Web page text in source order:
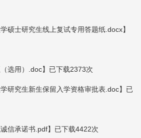
硕士研究生线上复试专用答题纸.docx】
选用）.doc】已下载2373次
研究生新生保留入学资格审批表.doc】已
信承诺书.pdf】已下载4422次